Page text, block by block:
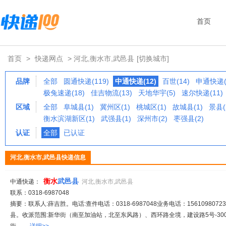
首页
首页 > 快递网点 > 河北,衡水市,武邑县 [切换城市]
品牌 全部 圆通快递(119) 中通快递(12) 百世(14)
申通快递
极兔速递(18)
佳吉物流(13) 天地华宇(5)
速尔快递(11)
区域
全部 阜城县(1) 冀州区(1) 桃城区(1) 故城县(1)
景县
衡水滨湖新区(1)
武强县(1) 深州市(2)
枣强县(2)
认证
全部 已认证
河北,衡水市,武邑县快递信息
中通快递： 衡水武邑县 河北,衡水市,武邑县
联系：0318-6987048
摘要：联系人:薛吉胜。电话:查件电话：0318-6987048业务电话：
县。收派范围:新华街（南至加油站，北至东风路）、西环路全境，建设路5号-